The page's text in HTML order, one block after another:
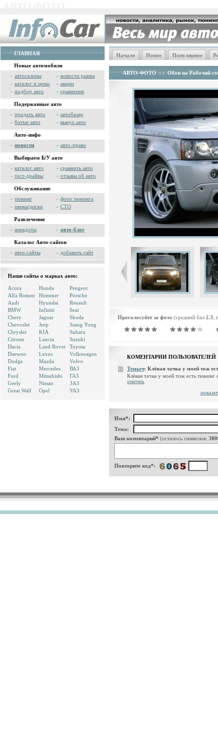
ГЛАВНАЯ
Новые автомобили
» автосалоны » новости рынка
» каталог и цены » акции
» подбор авто » сравнение
Подержанные авто
» продать авто » автобазар
» битые авто » выкуп авто
Авто-инфо
» новости » авто-право
Выбираем Б/У авто
» каталог авто » сравнить авто
» тест-драйвы » отзывы об авто
Обслуживание
» тюнинг » фото тюнинга
» шины/диски » СТО
Развлечения
» анекдоты » авто-блог
Каталог Авто-сайтов
» авто-сайты » добавить сайт
Наши сайты о марках авто:
Acura
Alfa Romeo
Audi
BMW
Chery
Chevrolet
Chrysler
Citroen
Dacia
Daewoo
Dodge
Fiat
Ford
Geely
Great Wall
Honda
Hummer
Hyundai
Infiniti
Jaguar
Jeep
KIA
Lancia
Land Rover
Lexus
Mazda
Mercedes
Mitsubishi
Nissan
Opel
Peugeot
Porsche
Renault
Seat
Skoda
Ssang Yong
Subaru
Suzuki
Toyota
Volkswagen
Volvo
ВАЗ
ГАЗ
ЗАЗ
УАЗ
Начало Новое Популярное
АВТО-ФОТО : : Обои на Рабочий
Проголосуйте за фото (средний бал 2.3
КОМЕНТАРИИ ПОЛЬЗОВАТЕЛЕЙ
Темыч: Клёвая тачка у моей тож
Клёвая тачка у моей тож есть
ответить
Имя*:
Тема:
Ваш коментарий* (осталось символов:
Повторите код*: